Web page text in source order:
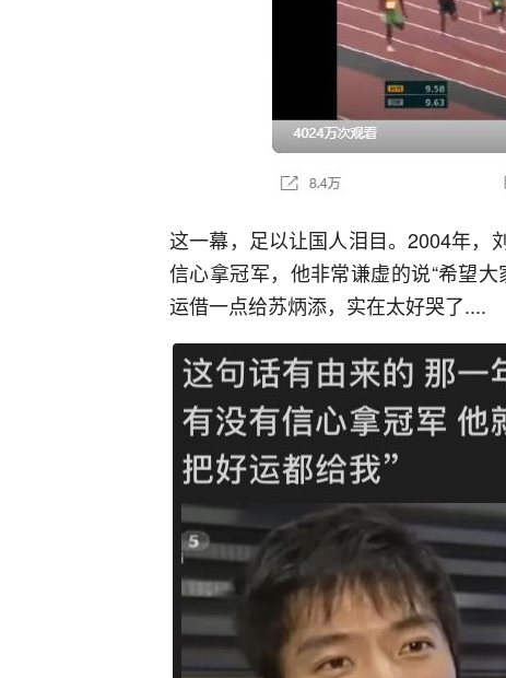
这一幕，足以让国人泪目。2004年，
信心拿冠军，他非常谦虚的说“希望
运借一点给苏炳添，实在太好哭了....